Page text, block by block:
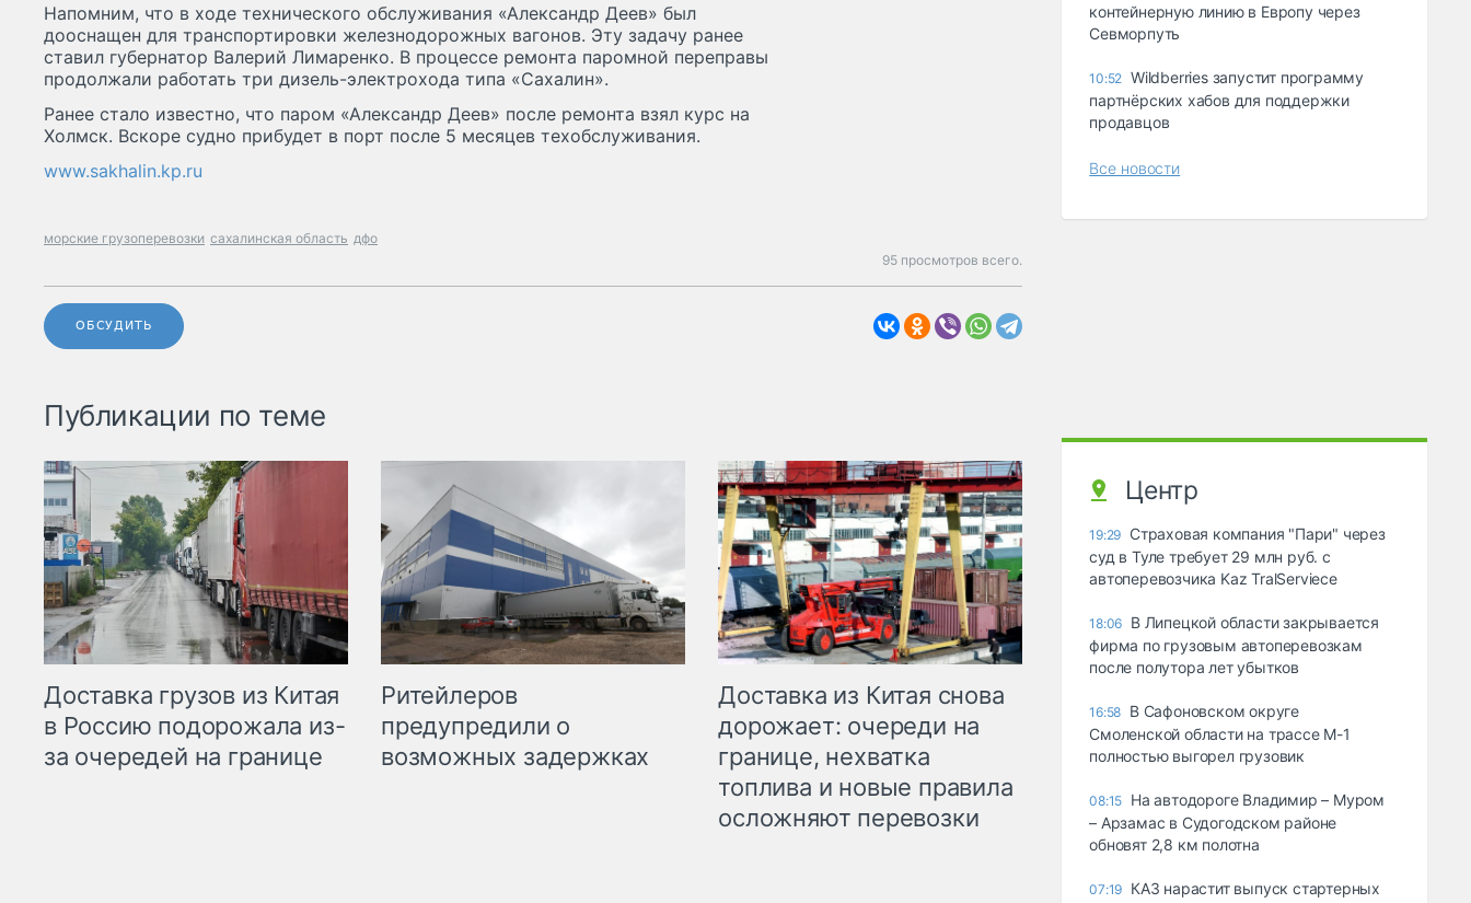
Напомним, что в ходе технического обслуживания «Александр Деев» был
дооснащен для транспортировки железнодорожных вагонов. Эту задачу ранее
ставил губернатор Валерий Лимаренко. В процессе ремонта паромной переправы
продолжали работать три дизель-электрохода типа «Сахалин».
Ранее стало известно, что паром «Александр Деев» после ремонта взял курс на
Холмск. Вскоре судно прибудет в порт после 5 месяцев техобслуживания.
www.sakhalin.kp.ru
морские грузоперевозки сахалинская область дфо
95 просмотров всего.
ОБСУДИТЬ
Публикации по теме
Доставка грузов из Китая
в Россию подорожала из-
за очередей на границе
Ритейлеров
предупредили о
возможных задержках
Доставка из Китая снова
дорожает: очереди на
границе, нехватка
топлива и новые правила
осложняют перевозки
контейнерную линию в Европу через
Севморпуть
10:52 Wildberries запустит программу
партнёрских хабов для поддержки
продавцов
Все новости
Центр
19:29 Страховая компания "Пари" через
суд в Туле требует 29 млн руб. с
автоперевозчика Kaz TralServiece
18:06 В Липецкой области закрывается
фирма по грузовым автоперевозкам
после полутора лет убытков
16:58 В Сафоновском округе
Смоленской области на трассе М-1
полностью выгорел грузовик
08:15 На автодороге Владимир – Муром
– Арзамас в Судогодском районе
обновят 2,8 км полотна
07:19 КАЗ нарастит выпуск стартерных